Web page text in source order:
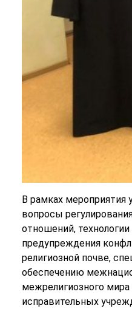
В рамках мероприятия
вопросы
отношений,
предупреждения
религиозной почве,
обеспечению
межрелигиозного мира
исправительных